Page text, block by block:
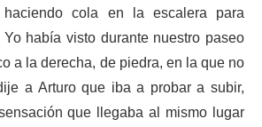
haciendo cola en la escalera para
había visto durante nuestro paseo
a la derecha, de piedra, en la que no
a Arturo que iba a probar a subir,
que llegaba al mismo lugar